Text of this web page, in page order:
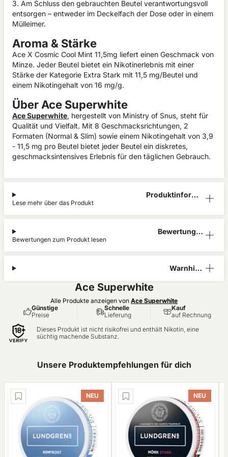
3. Am Schluss den gebrauchten Beutel verantwortungsvoll
entsorgen – entweder im Deckelfach der Dose oder in einem
Mülleimer.
Aroma & Stärke
Ace X Cosmic Cool Mint 11,5mg liefert einen Geschmack von
Minze. Jeder Beutel bietet ein Nikotinerlebnis mit einer
Stärke der Kategorie Extra Stark mit 11,5 mg/Beutel und
einem Nikotingehalt von 16 mg/g.
Über Ace Superwhite
Ace Superwhite, hergestellt von Ministry of Snus, steht für
Qualität und Vielfalt. Mit 8 Geschmacksrichtungen, 2
Formaten (Normal & Slim) sowie einem Nikotingehalt von 3,9
- 11,5 mg pro Beutel bietet jeder Beutel ein diskretes,
geschmacksintensives Erlebnis für den täglichen Gebrauch.
Produktinform
Lese mehr über das Produkt
Bewertunge
Bewertungen zum Produkt lesen
Warnhinw
Ace Superwhite
Alle Produkte anzeigen von Ace Superwhite
Günstige
Preise
Schnelle
Lieferung
Kauf
auf Rechnung
Dieses Produkt ist nicht risikofrei und enthält Nikotin, eine
süchtig machende Substanz.
Unsere Produktempfehlungen für dich
NEU NEU